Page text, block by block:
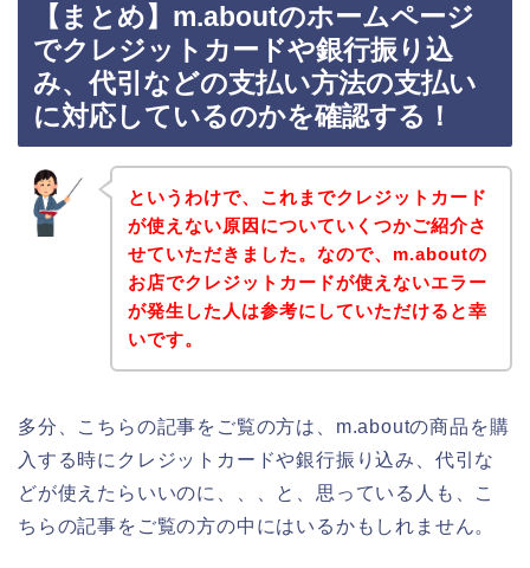
【まとめ】m.aboutのホームページ
でクレジットカードや銀行振り込
み、代引などの支払い方法の支払い
に対応しているのかを確認する！
というわけで、これまでクレジットカード
が使えない原因についていくつかご紹介さ
せていただきました。なので、m.aboutの
お店でクレジットカードが使えないエラー
が発生した人は参考にしていただけると幸
いです。
多分、こちらの記事をご覧の方は、m.aboutの商品を購
入する時にクレジットカードや銀行振り込み、代引な
どが使えたらいいのに、、、と、思っている人も、こ
ちらの記事をご覧の方の中にはいるかもしれません。